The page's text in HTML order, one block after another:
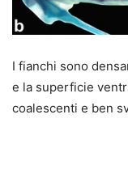
I fianchi sono
e la superficie
coalescenti e ben